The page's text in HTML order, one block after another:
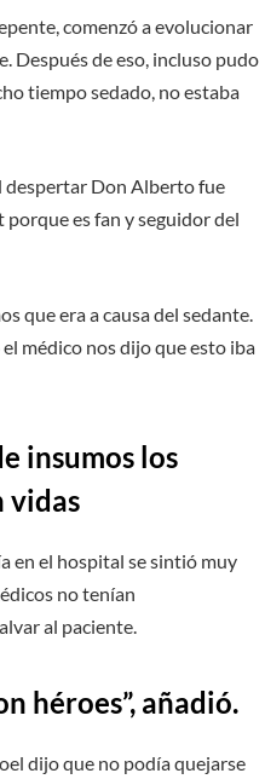
comenzó a evolucionar
Después de eso, incluso pudo
tiempo sedado, no estaba
despertar Don Alberto fue
es fan y seguidor del
que era a causa del sedante.
médico nos dijo que esto iba
insumos los
vidas
en el hospital se sintió muy
no tenían
al paciente.
héroes”, añadió.
dijo que no podía quejarse